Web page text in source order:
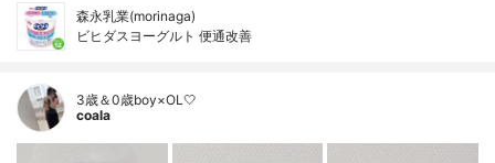
森永乳業(morinaga)
ビヒダスヨーグルト 便通改善
3歳＆0歳boy×OL🤍
coala